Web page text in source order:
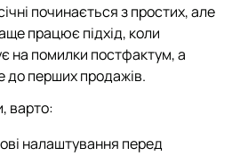
починається з простих, але
працює підхід, коли
на помилки постфактум, а
до перших продажів.
варто:
налаштування перед